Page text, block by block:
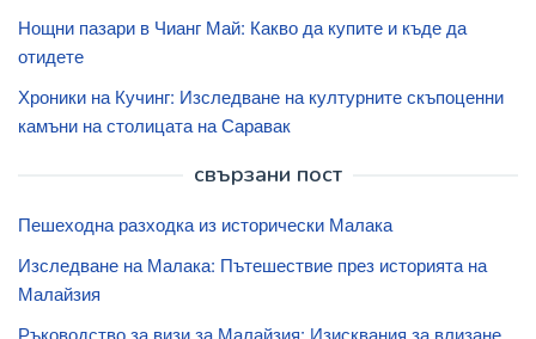
Нощни пазари в Чианг Май: Какво да купите и къде да
отидете
Хроники на Кучинг: Изследване на културните скъпоценни
камъни на столицата на Саравак
свързани пост
Пешеходна разходка из исторически Малака
Изследване на Малака: Пътешествие през историята на
Малайзия
Ръководство за визи за Малайзия: Изисквания за влизане